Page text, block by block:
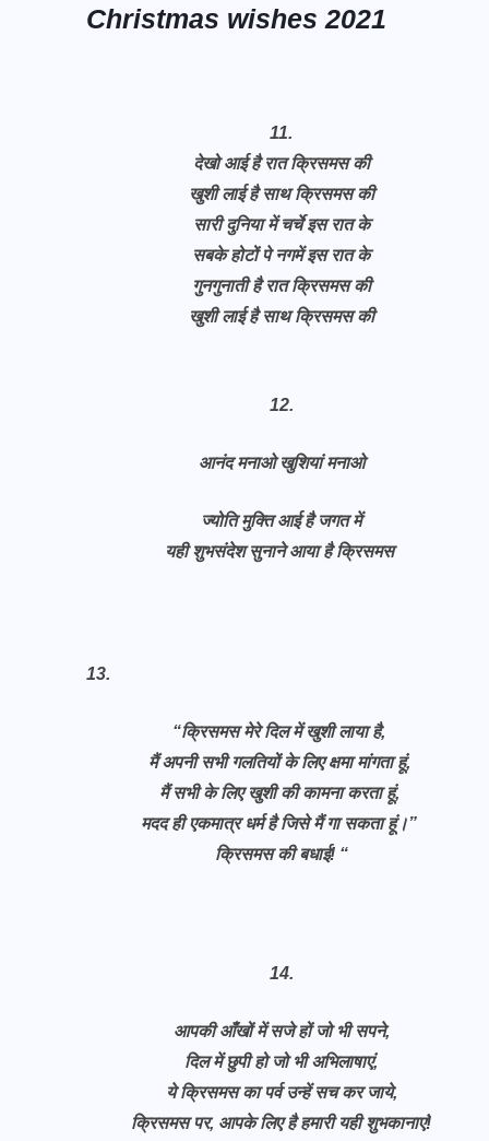
Christmas wishes 2021
11.
देखो आई है रात क्रिसमस की
खुशी लाई है साथ क्रिसमस की
सारी दुनिया में चर्चे इस रात के
सबके होटों पे नगमें इस रात के
गुनगुनाती है रात क्रिसमस की
खुशी लाई है साथ क्रिसमस की
12.
आनंद मनाओ खुशियां मनाओ
ज्योति मुक्ति आई है जगत में
यही शुभसंदेश सुनाने आया है क्रिसमस
13.
“क्रिसमस मेरे दिल में खुशी लाया है,
मैं अपनी सभी गलतियों के लिए क्षमा मांगता हूं,
मैं सभी के लिए खुशी की कामना करता हूं,
मदद ही एकमात्र धर्म है जिसे मैं गा सकता हूं।”
क्रिसमस की बधाई! “
14.
आपकी आँखों में सजे हों जो भी सपने,
दिल में छुपी हो जो भी अभिलाषाएं,
ये क्रिसमस का पर्व उन्हें सच कर जाये,
क्रिसमस पर, आपके लिए है हमारी यही शुभकानाएं!